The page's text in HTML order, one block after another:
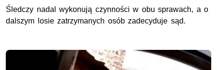
Śledczy nadal wykonują czynności w obu sprawach, a o
dalszym losie zatrzymanych osób zadecyduje sąd.